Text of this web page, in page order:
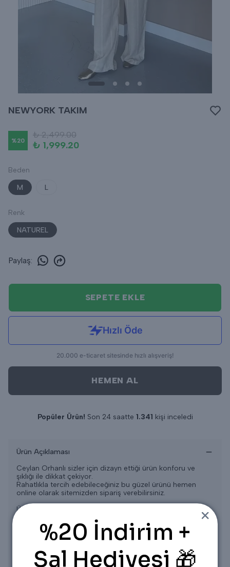
NEWYORK TAKIM
%20
₺ 2,499.00
₺ 1,999.20
Beden
M
L
Renk
NATUREL
Paylaş:
SEPETE EKLE
HEMEN AL
Popüler Ürün! Son 24 saatte 1.341 kişi inceledi
Ürün Açıklaması
Ceylan Orhanlı sizler için dizayn ettiği ürün konforu ve
şıklığı ile dikkat çekiyor.
Rahatlıkla tercih edebileceğiniz bu güzel ürünü hemen
online olarak sitemizden sipariş verebilirsiniz.
Ürün S-M-L-XL beden aralığıdır.
M BEDEN 40/42
L BEDEN 44/46
ÜRÜN ÖLÇÜLERİ
%20 İndirim +
Şal Hediyesi 🎁